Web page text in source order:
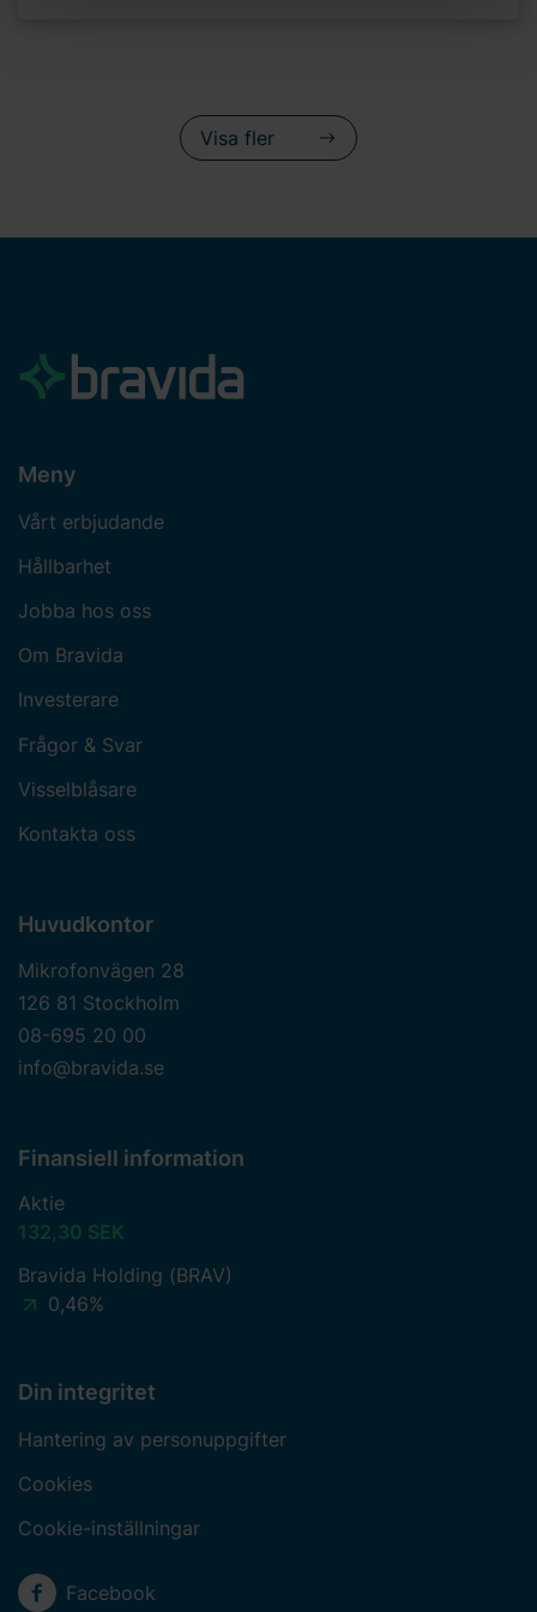
Ange ditt samtyckes-ID och datum för när du kontaktade
oss gällande ditt samtycke.
Visa fler
Meny
Vårt erbjudande
Hållbarhet
Jobba hos oss
Om Bravida
Investerare
Frågor & Svar
Visselblåsare
Kontakta oss
Huvudkontor
Mikrofonvägen 28
126 81 Stockholm
08-695 20 00
info@bravida.se
Finansiell information
Aktie
132,30 SEK
Bravida Holding (BRAV)
0,46%
Din integritet
Hantering av personuppgifter
Cookies
Cookie-inställningar
Sociala medier
Facebook